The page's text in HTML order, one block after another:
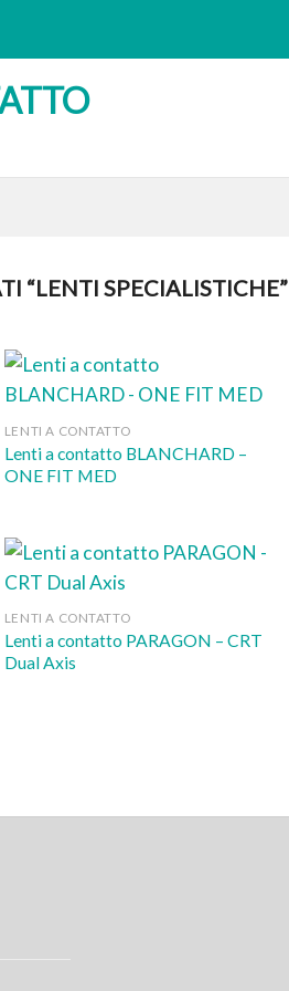
“LENTI SPECIALISTICHE”
LENTI A CONTATTO
Lenti a contatto BLANCHARD –
ONE FIT MED
LENTI A CONTATTO
Lenti a contatto PARAGON – CRT
Dual Axis